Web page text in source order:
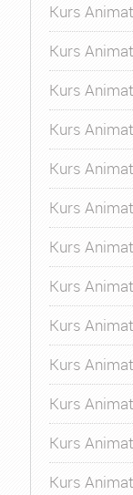
Kurs
Kurs
Kurs
Kurs
Kurs
Kurs
Kurs
Kurs
Kurs
Kurs
Kurs
Kurs
Kurs